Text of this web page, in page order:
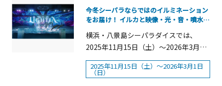
援パートナーでもあり、クリスマスマ
ーケット発祥の地であるドイツ・フラ
ンクフルト市にちなみ、ドイツ語で
「楽しいお祭り」、「Happy
holidays!」を意味する「Frohes Fest!
（フローエス・フェスト！）」をデザ
インに取り込んだBALLPARK Xmas公
Perfume COSTUME MUSEUM FINAL
EDITION概要（読み：パフューム コス
チュームミュージアム ファイナルエデ
ィション）■会期：2025年11月15日
（土）〜2026年1月12日（月・祝）■
時間：&nbsp;10：00〜20：00（最終
口の樹木などに、約11万球のあかりが
それぞれテーマを持ったイルミネーシ
ョンに施されます。今年も小田急・新
百合ヶ丘駅周辺の街全体をイルミネー
たたかさをお届けします。kirara@アー
トしんゆり2025 開催概要■テーマ：し
トとのコラボレーションエリア「オト
ティスト5組（Crystal Kay、GRe4N
BOYZ、Novelbright、秦 基博、マルシ
ィ）によるイルミネーションショーを
繰り広げられます。ショーの会場に
今冬シーパラならではのイルミネーション
をお届け！ イルカと映像・光・音・噴水の
マンス
横浜・八景島シーパラダイスでは、
2025年11月15日（土）～2026年3月1
日（日）の期間、シーパラならではの
イルミネーション企画として、イルカ
2025年11月15日（土）～2026年3月1日
（日）